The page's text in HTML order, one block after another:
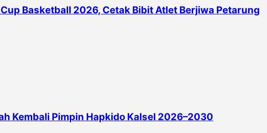
Basketball 2026, Cetak Bibit Atlet Berjiwa Petarung
Kembali Pimpin Hapkido Kalsel 2026–2030